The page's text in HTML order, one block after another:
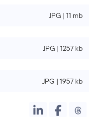
JPG | 11 mb
JPG | 1257 kb
JPG | 1957 kb